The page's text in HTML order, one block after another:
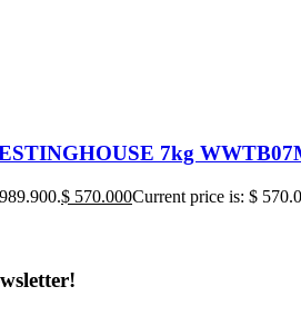
7kg
$ 570.000Current price is: $